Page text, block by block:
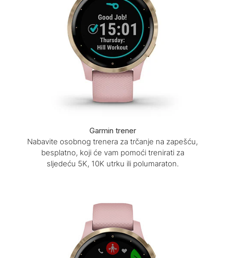
Garmin trener
Nabavite osobnog trenera za trčanje na zapešću,
besplatno, koji će vam pomoći trenirati za
sljedeću 5K, 10K utrku ili polumaraton.